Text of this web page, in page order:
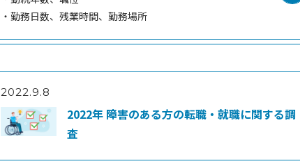
・勤務日数、残業時間、勤務場所
2022.9.8
2022年 障害のある方の転職・就職に関する調
査